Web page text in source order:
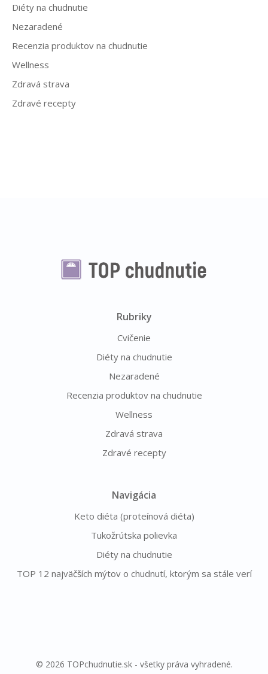
Diéty na chudnutie
Nezaradené
Recenzia produktov na chudnutie
Wellness
Zdravá strava
Zdravé recepty
Rubriky
Cvičenie
Diéty na chudnutie
Nezaradené
Recenzia produktov na chudnutie
Wellness
Zdravá strava
Zdravé recepty
Navigácia
Keto diéta (proteínová diéta)
Tukožrútska polievka
Diéty na chudnutie
TOP 12 najväčších mýtov o chudnutí, ktorým sa stále verí
© 2026 TOPchudnutie.sk - všetky práva vyhradené.